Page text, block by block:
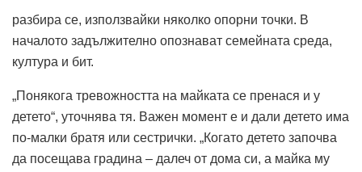
разбира се, използвайки няколко опорни точки. В
началото задължително опознават семейната среда,
култура и бит.
„Понякога тревожността на майката се пренася и у
детето“, уточнява тя. Важен момент е и дали детето има
по-малки братя или сестрички. „Когато детето започва
да посещава градина – далеч от дома си, а майка му